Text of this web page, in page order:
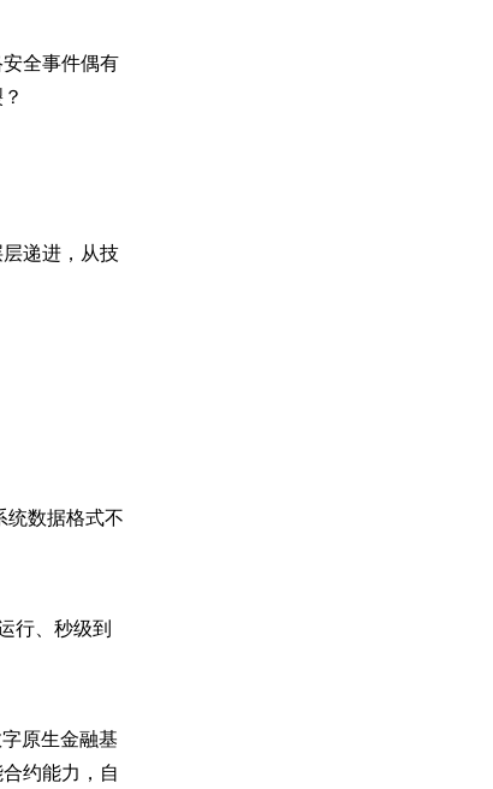
全事件偶有
递进，从技
统数据格式不
行、秒级到
原生金融基
约能力，自